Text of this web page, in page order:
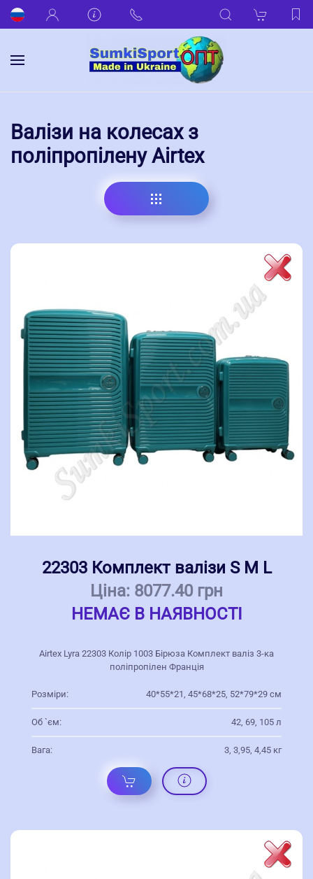
Валізи на колесах з
поліпропілену Airtex
22303 Комплект валізи S M L
Ціна: 8077.40 грн
НЕМАЄ В НАЯВНОСТІ
Airtex Lyra 22303 Колір 1003 Бірюза Комплект валіз 3-ка
поліпропілен Франція
Розміри: 40*55*21, 45*68*25, 52*79*29 см
Об `єм: 42, 69, 105 л
Вага: 3, 3,95, 4,45 кг